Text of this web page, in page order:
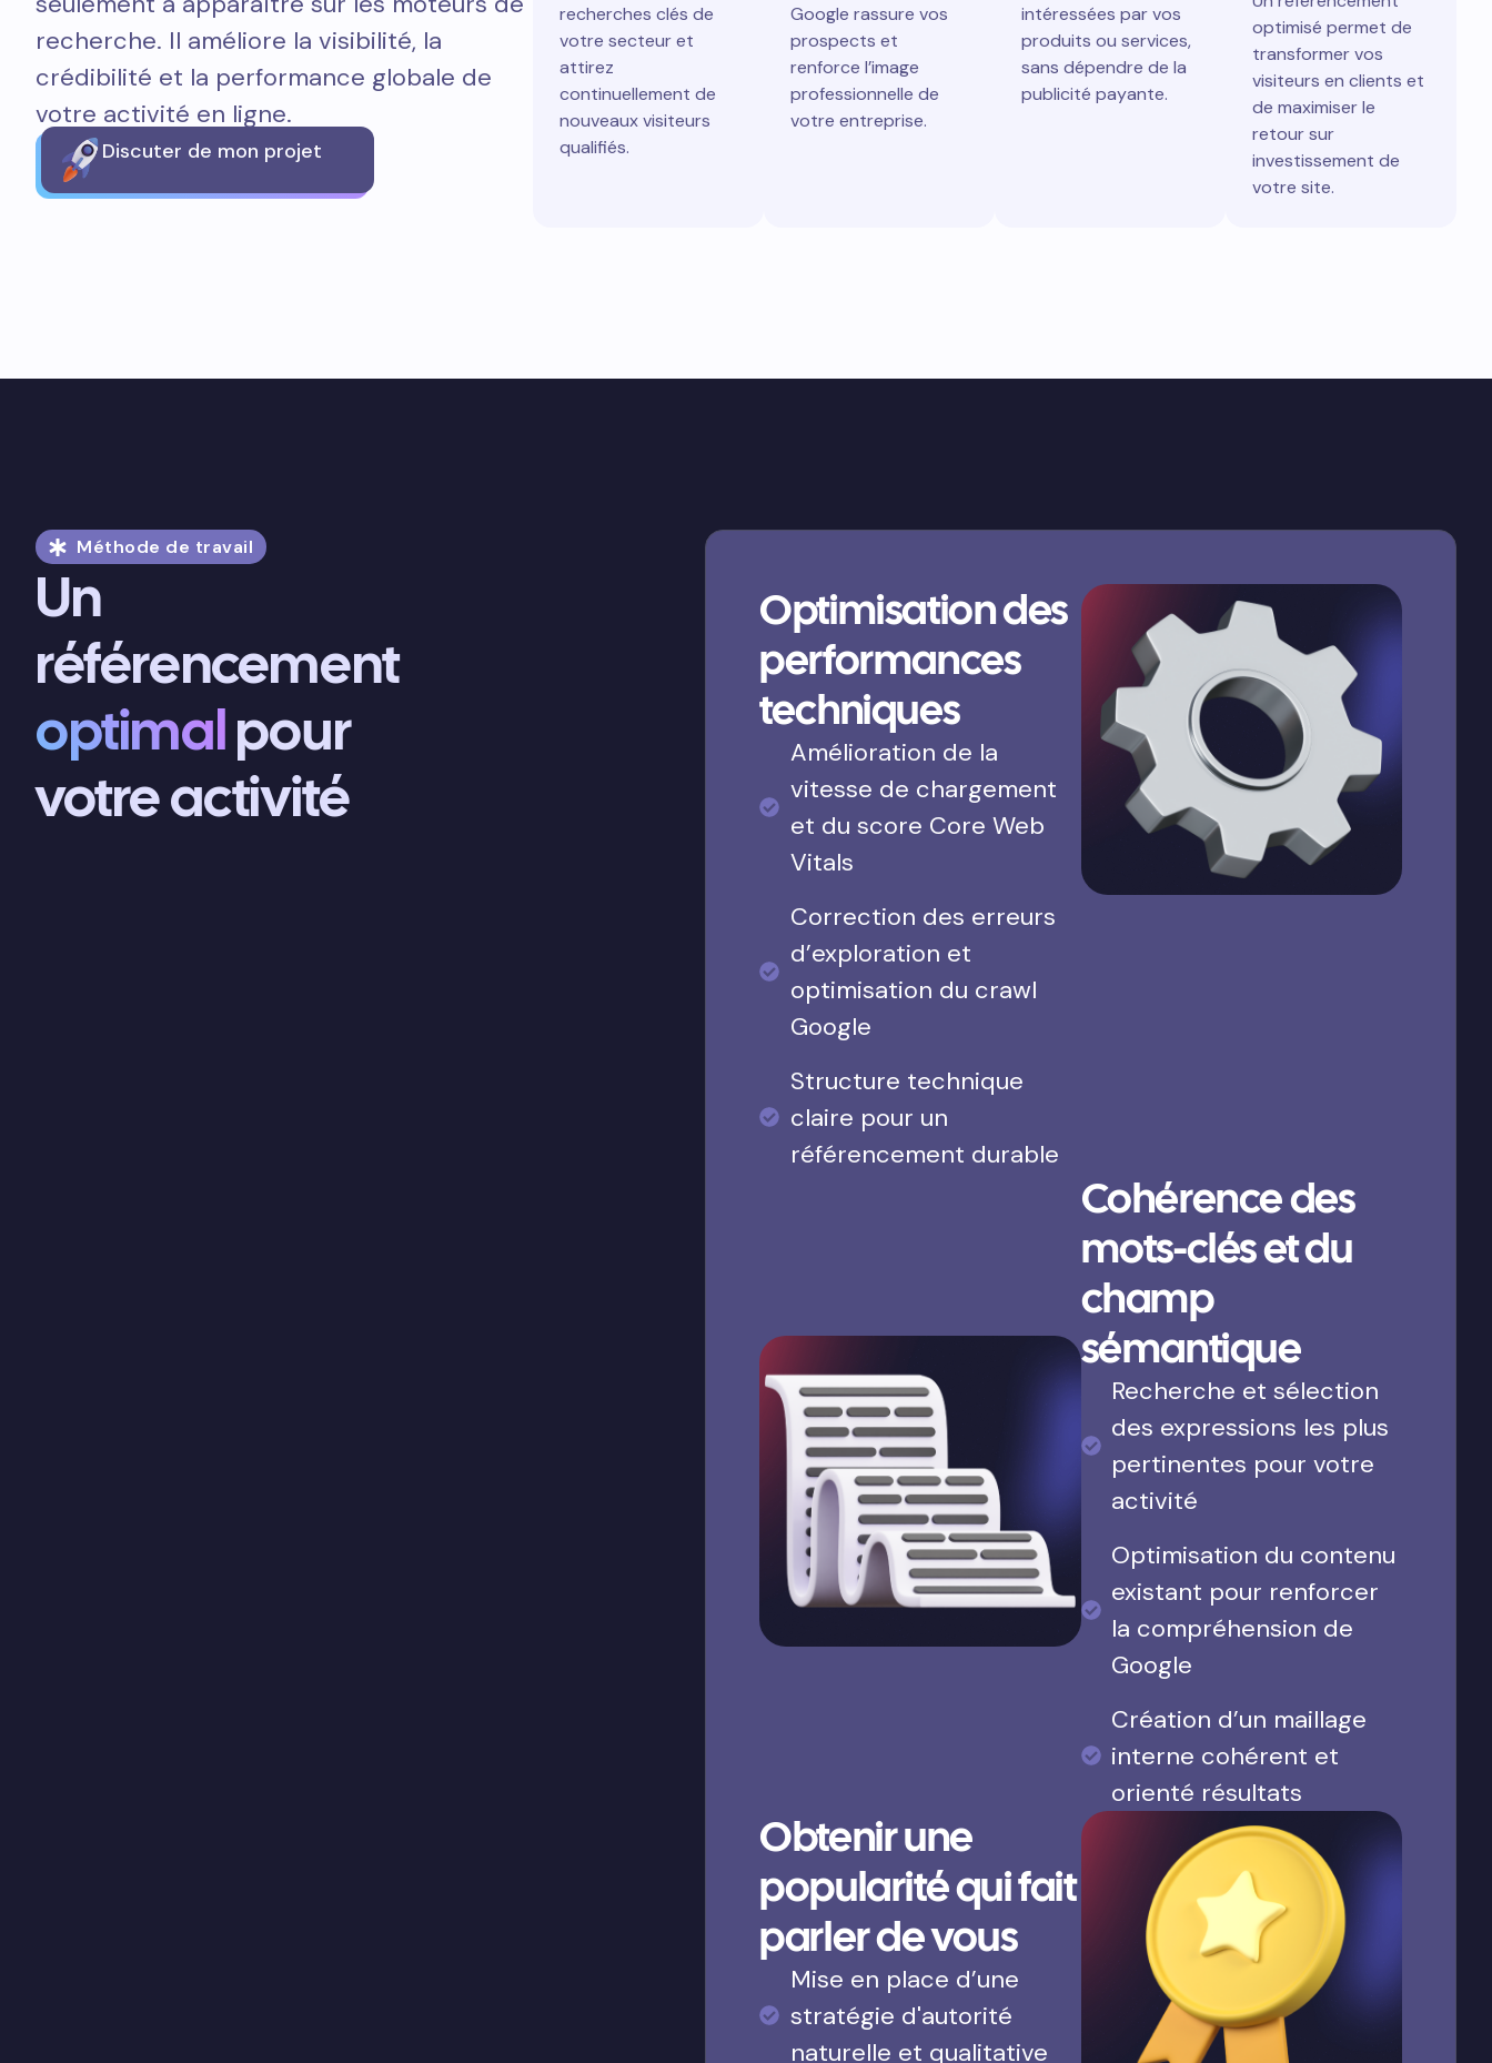
recherche. Il améliore la visibilité, la
crédibilité et la performance globale de
votre activité en ligne.
Discuter de mon projet
recherches clés de
votre secteur et
attirez
continuellement de
nouveaux visiteurs
qualifiés.
Google rassure vos
prospects et
renforce l’image
professionnelle de
votre entreprise.
intéressées par vos
produits ou services,
sans dépendre de la
publicité payante.
optimisé permet de
transformer vos
visiteurs en clients et
de maximiser le
retour sur
investissement de
votre site.
Méthode de travail
Un
référencement
optimalpour
votre activité
Optimisation des
performances
techniques
Amélioration de la
vitesse de chargement
et du score Core Web
Vitals
Correction des erreurs
d’exploration et
optimisation du crawl
Google
Structure technique
claire pour un
référencement durable
Cohérence des
mots-clés et du
champ
sémantique
Recherche et sélection
des expressions les plus
pertinentes pour votre
activité
Optimisation du contenu
existant pour renforcer
la compréhension de
Google
Création d’un maillage
interne cohérent et
orienté résultats
Obtenir une
popularité qui fait
parler de vous
Mise en place d’une
stratégie d'autorité
naturelle et qualitative